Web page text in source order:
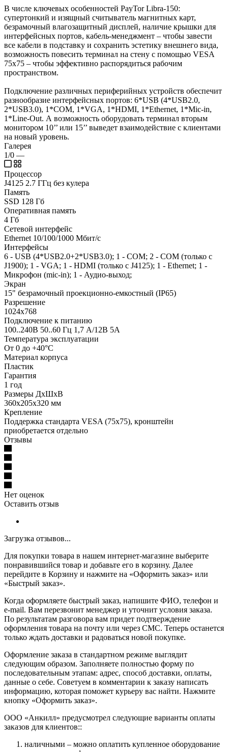
В числе ключевых особенностей PayTor Libra-150:
супертонкий и изящный считыватель магнитных карт,
безрамочный влагозащитный дисплей, наличие крышки для
интерфейсных портов, кабель-менеджмент – чтобы завести
все кабели в подставку и сохранить эстетику внешнего вида,
возможность повесить терминал на стену с помощью VESA
75x75 – чтобы эффективно распорядиться рабочим
пространством.
Подключение различных периферийных устройств обеспечит
разнообразие интерфейсных портов: 6*USB (4*USB2.0,
2*USB3.0), 1*COM, 1*VGA, 1*HDMI, 1*Ethernet, 1*Mic-in,
1*Line-Out. А возможность оборудовать терминал вторым
монитором 10’’ или 15’’ выведет взаимодействие с клиентами
на новый уровень.
Галерея
1/0 —
Процессор
J4125 2.7 ГГц без кулера
Память
SSD 128 Гб
Оперативная память
4 Гб
Сетевой интерфейс
Ethernet 10/100/1000 Мбит/с
Интерфейсы
6 - USB (4*USB2.0+2*USB3.0); 1 - COM; 2 - COM (только с
J1900); 1 - VGA; 1 - HDMI (только с J4125); 1 - Ethernet; 1 -
Микрофон (mic-in); 1 - Аудио-выход;
Экран
15" безрамочный проекционно-емкостный (IP65)
Разрешение
1024х768
Подключение к питанию
100..240В 50..60 Гц 1,7 А/12В 5А
Температура эксплуатации
От 0 до +40°С
Материал корпуса
Пластик
Гарантия
1 год
Размеры ДхШхВ
360х205х320 мм
Крепление
Поддержка стандарта VESA (75х75), кронштейн
приобретается отдельно
Отзывы
Нет оценок
Оставить отзыв
Загрузка отзывов...
Для покупки товара в нашем интернет-магазине выберите
понравившийся товар и добавьте его в корзину. Далее
перейдите в Корзину и нажмите на «Оформить заказ» или
«Быстрый заказ».
Когда оформляете быстрый заказ, напишите ФИО, телефон и
e-mail. Вам перезвонит менеджер и уточнит условия заказа.
По результатам разговора вам придет подтверждение
оформления товара на почту или через СМС. Теперь останется
только ждать доставки и радоваться новой покупке.
Оформление заказа в стандартном режиме выглядит
следующим образом. Заполняете полностью форму по
последовательным этапам: адрес, способ доставки, оплаты,
данные о себе. Советуем в комментарии к заказу написать
информацию, которая поможет курьеру вас найти. Нажмите
кнопку «Оформить заказ».
ООО «Анкилл» предусмотрел следующие варианты оплаты
заказов для клиентов::
наличными – можно оплатить купленное оборудование